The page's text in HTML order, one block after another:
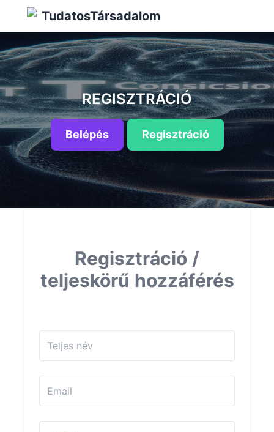
TudatosTársadalom
REGISZTRÁCIÓ
Belépés Regisztráció
Regisztráció /
teljeskörű hozzáférés